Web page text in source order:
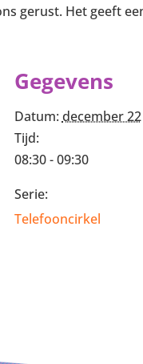
gerust. Het geeft
Gegevens
Datum: december 22
Tijd:
08:30 - 09:30
Serie:
Telefooncirkel